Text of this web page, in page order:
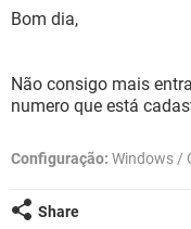
INSTAGRAM
OUTLOOK
GUIA DE COMPRAS
JOGOS
OUTLOOK
INSTAGRAM
GUIA DE COMPRAS
Bom dia,
Não consigo mais
numero que está
Configuração: Windows /
Share